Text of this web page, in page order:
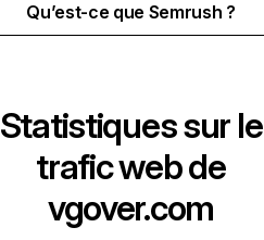
Qu’est-ce que Semrush ?
Statistiques sur le
trafic web de
vgover.com